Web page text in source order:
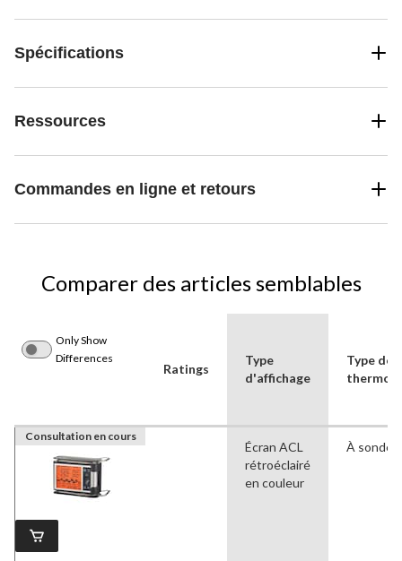
Spécifications
Ressources
Commandes en ligne et retours
Comparer des articles semblables
Only Show
Differences
Ratings
Type
d'affichage
Type de
Consultation en cours
Écran ACL
rétroéclairé
en couleur
À sonde